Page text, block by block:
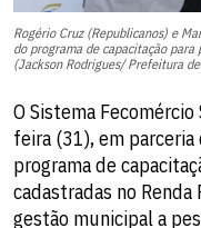
Rogério Cruz (Republicanos) e
do programa de capacitação para
(Jackson Rodrigues/ Prefeitura
O Sistema
feira (31), em
programa de
cadastradas no
gestão municipal a